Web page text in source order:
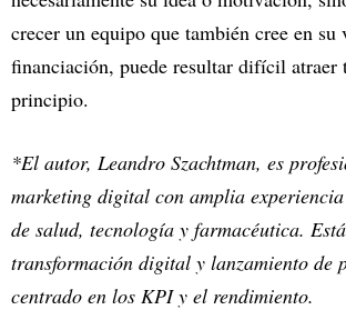
crecer un equipo que también cree en su
financiación, puede resultar difícil atraer
principio.
*El autor, Leandro Szachtman, es
marketing digital con amplia
de salud, tecnología y farmacéutica.
transformación digital y lanzamiento de
centrado en los KPI y el rendimiento.